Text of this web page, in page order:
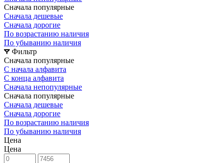
Сначала популярные
Сначала дешевые
Сначала дорогие
По возрастанию наличия
По убыванию наличия
Фильтр
Сначала популярные
С начала алфавита
С конца алфавита
Сначала непопулярные
Сначала популярные
Сначала дешевые
Сначала дорогие
По возрастанию наличия
По убыванию наличия
Цена
Цена